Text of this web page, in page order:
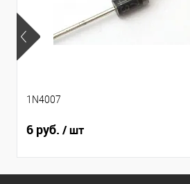
1N4007
6 руб. / шт